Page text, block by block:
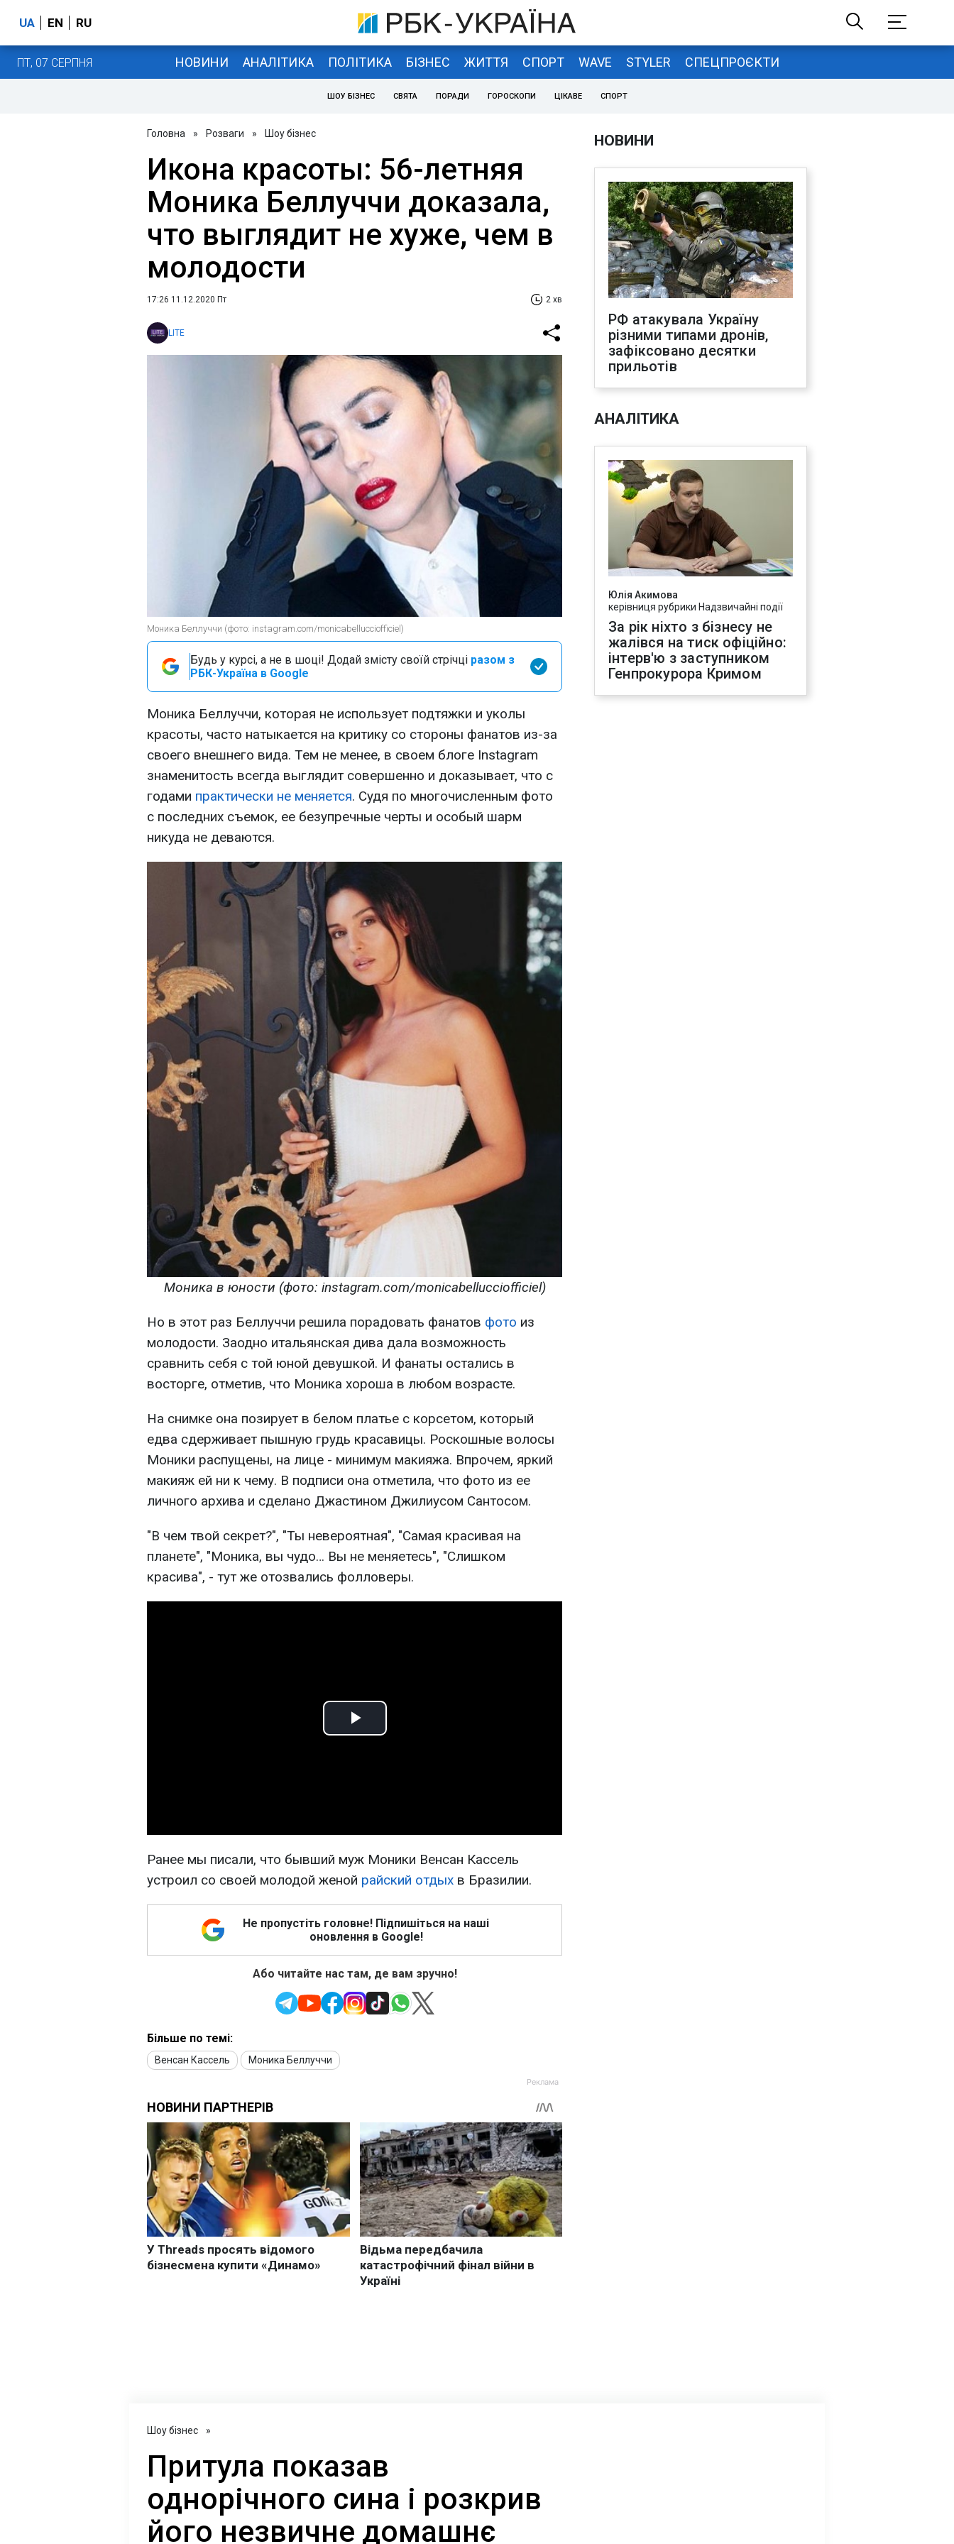
UA EN RU
ПТ, 07 СЕРПНЯ НОВИНИ АНАЛІТИКА ПОЛІТИКА БІЗНЕС ЖИТТЯ СПОРТ WAVE STYLER СПЕЦПРОЄКТИ
ШОУ БІЗНЕС СВЯТА ПОРАДИ ГОРОСКОПИ ЦІКАВЕ СПОРТ
Головна » Розваги » Шоу бізнес
Икона красоты: 56-летняя
Моника Беллуччи доказала,
что выглядит не хуже, чем в
молодости
17:26 11.12.2020 Пт 2 хв
LITE
Моника Беллуччи (фото: instagram.com/monicabellucciofficiel)
Будь у курсі, а не в шоці! Додай змісту своїй стрічці разом з
РБК-Україна в Google
Моника Беллуччи, которая не использует подтяжки и уколы
красоты, часто натыкается на критику со стороны фанатов из-за
своего внешнего вида. Тем не менее, в своем блоге Instagram
знаменитость всегда выглядит совершенно и доказывает, что с
годами практически не меняется. Судя по многочисленным фото
с последних съемок, ее безупречные черты и особый шарм
никуда не деваются.
Моника в юности (фото: instagram.com/monicabellucciofficiel)
Но в этот раз Беллуччи решила порадовать фанатов фото из
молодости. Заодно итальянская дива дала возможность
сравнить себя с той юной девушкой. И фанаты остались в
восторге, отметив, что Моника хороша в любом возрасте.
На снимке она позирует в белом платье с корсетом, который
едва сдерживает пышную грудь красавицы. Роскошные волосы
Моники распущены, на лице - минимум макияжа. Впрочем, яркий
макияж ей ни к чему. В подписи она отметила, что фото из ее
личного архива и сделано Джастином Джилиусом Сантосом.
"В чем твой секрет?", "Ты невероятная", "Самая красивая на
планете", "Моника, вы чудо… Вы не меняетесь", "Слишком
красива", - тут же отозвались фолловеры.
Play
Ранее мы писали, что бывший муж Моники Венсан Кассель
устроил со своей молодой женой райский отдых в Бразилии.
Не пропустіть головне! Підпишіться на наші
оновлення в Google!
Або читайте нас там, де вам зручно!
Більше по темі:
Венсан Кассель Моника Беллуччи
НОВИНИ
РФ атакувала Україну
різними типами дронів,
зафіксовано десятки
прильотів
АНАЛІТИКА
Юлія Акимова
керівниця рубрики Надзвичайні події
За рік ніхто з бізнесу не
жалівся на тиск офіційно:
інтерв'ю з заступником
Генпрокурора Кримом
Шоу бізнес »
Притула показав
однорічного сина і розкрив
його незвичне домашнє